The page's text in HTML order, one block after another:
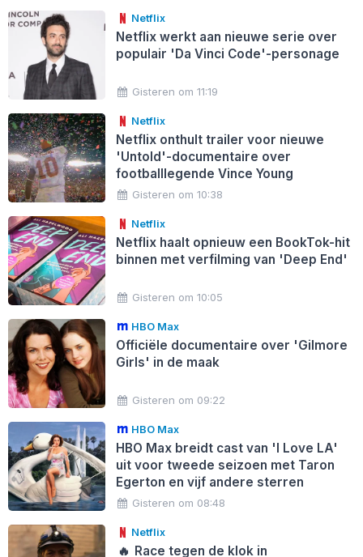
Netflix
Netflix werkt aan nieuwe serie over
populair 'Da Vinci Code'-personage
Gisteren om 11:19
Netflix
Netflix onthult trailer voor nieuwe
'Untold'-documentaire over
footballlegende Vince Young
Gisteren om 10:38
Netflix
Netflix haalt opnieuw een BookTok-hit
binnen met verfilming van 'Deep End'
Gisteren om 10:05
HBO Max
Officiële documentaire over 'Gilmore
Girls' in de maak
Gisteren om 09:22
HBO Max
HBO Max breidt cast van 'I Love LA'
uit voor tweede seizoen met Taron
Egerton en vijf andere sterren
Gisteren om 08:48
Netflix
🔥 Race tegen de klok in